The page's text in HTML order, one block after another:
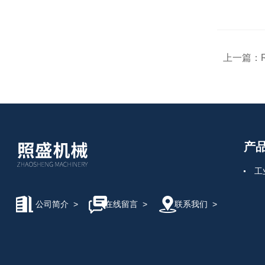
上一篇：
公司简介 > 在线留言 > 联系我们 >
产
工